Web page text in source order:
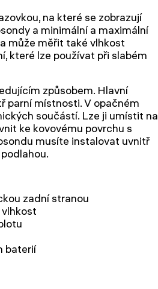
na které se zobrazují
a minimální a maximální
může měřit také vlhkost
které lze používat při slabém
způsobem. Hlavní
parní místnosti. V opačném
součástí. Lze ji umístit na
ke kovovému povrchu s
musíte instalovat uvnitř
zadní stranou
baterií